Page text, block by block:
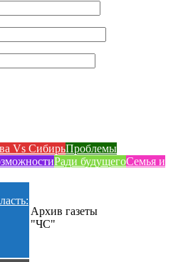
Vs СибирьПроблемы
Ради будущегоСемья и
Архив газеты
"ЧС"